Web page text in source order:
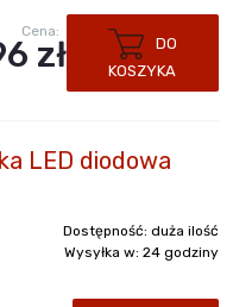
Cena:
zł
DO
KOSZYKA
LED diodowa
Dostępność: duża ilość
Wysyłka w: 24 godziny